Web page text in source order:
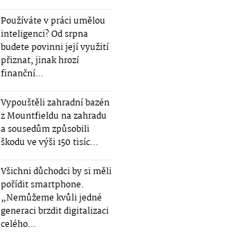
Používáte v práci umělou
inteligenci? Od srpna
budete povinni její využití
přiznat, jinak hrozí
finanční...
Vypouštěli zahradní bazén
z Mountfieldu na zahradu
a sousedům způsobili
škodu ve výši 150 tisíc...
Všichni důchodci by si měli
pořídit smartphone.
„Nemůžeme kvůli jedné
generaci brzdit digitalizaci
celého...